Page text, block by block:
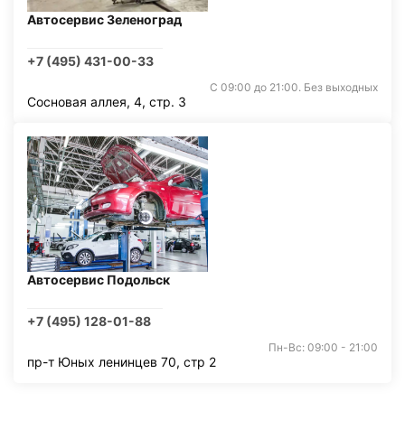
Автосервис Зеленоград
+7 (495) 431-00-33
С 09:00 до 21:00. Без выходных
Сосновая аллея, 4, стр. 3
Автосервис Подольск
+7 (495) 128-01-88
Пн-Вс: 09:00 - 21:00
пр-т Юных ленинцев 70, стр 2